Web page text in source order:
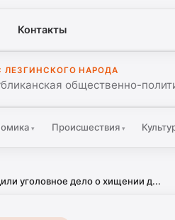
Контакты
ЛЕЗГИНСКОГО НАРОДА
общественно-
▾ Происшествия ▾
уголовное дело о хищении д...